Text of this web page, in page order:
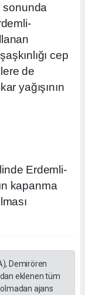
sonunda
cep
de
yağışının
Erdemli-
kapanma
Demirören
eklenen tüm
ajans